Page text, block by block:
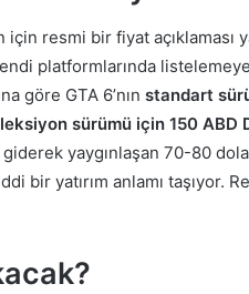
resmi bir fiyat açıklaması
platformlarında
göre GTA 6’nın standart
sürümü için 150 ABD
yaygınlaşan 70-80
bir yatırım anlamı taşıyor.